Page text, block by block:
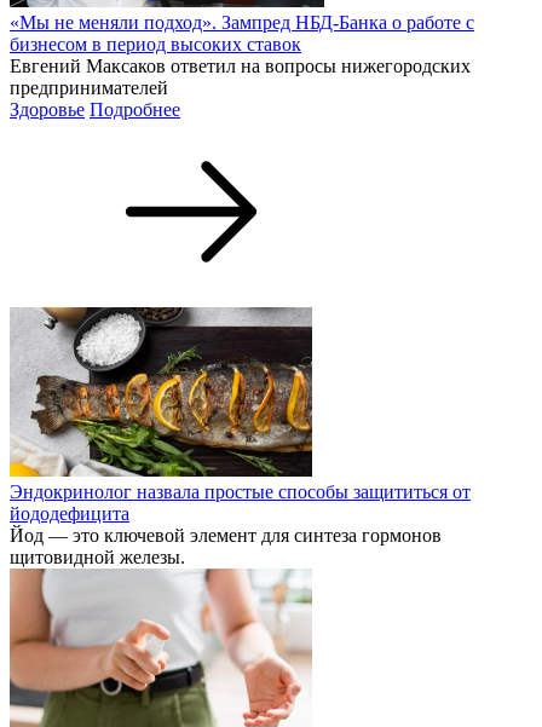
«Мы не меняли подход». Зампред НБД-Банка о работе с
бизнесом в период высоких ставок
Евгений Максаков ответил на вопросы нижегородских
предпринимателей
Здоровье Подробнее
Эндокринолог назвала простые способы защититься от
йододефицита
Йод — это ключевой элемент для синтеза гормонов
щитовидной железы.